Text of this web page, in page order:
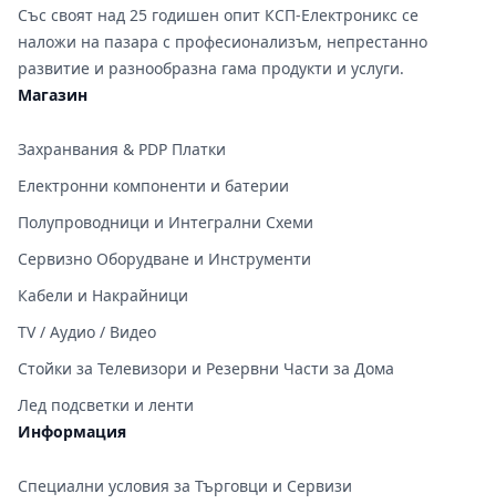
Със своят над 25 годишен опит КСП-Електроникс се
наложи на пазара с професионализъм, непрестанно
развитие и разнообразна гама продукти и услуги.
Магазин
Захранвания & PDP Платки
Електронни компоненти и батерии
Полупроводници и Интегрални Схеми
Сервизно Оборудване и Инструменти
Кабели и Накрайници
TV / Аудио / Видео
Стойки за Телевизори и Резервни Части за Дома
Лед подсветки и ленти
Информация
Специални условия за Търговци и Сервизи